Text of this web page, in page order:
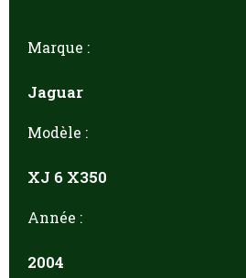
Marque :
Jaguar
Modèle :
XJ 6 X350
Année :
2004